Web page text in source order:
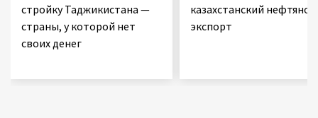
стройку Таджикистана —
страны, у которой нет
своих денег
казахстанский нефтяной
экспорт